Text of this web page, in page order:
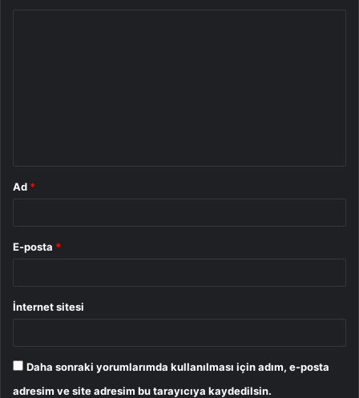
Ad *
E-posta *
İnternet sitesi
Daha sonraki yorumlarımda kullanılması için adım, e-posta
adresim ve site adresim bu tarayıcıya kaydedilsin.